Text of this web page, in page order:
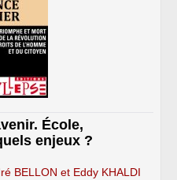
École,
enjeux ?
BELLON et Eddy KHALDI